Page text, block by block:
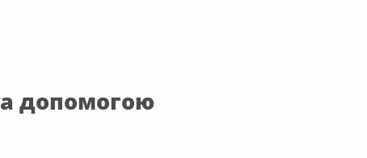
допомогою